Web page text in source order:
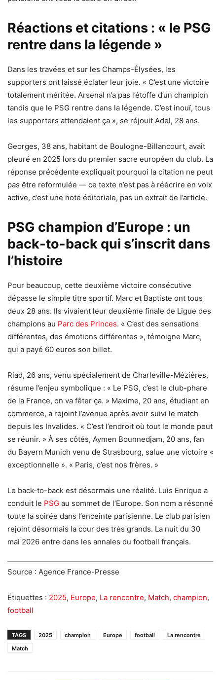
Réactions et citations : « le PSG
rentre dans la légende »
Dans les travées et sur les Champs-Élysées, les
supporters ont laissé éclater leur joie. « C’est une victoire
totalement méritée. Arsenal n’a pas l’étoffe d’un champion
tandis que le PSG rentre dans la légende. C’est inouï, tous
les supporters attendaient ça », se réjouit Adel, 28 ans.
Georges, 38 ans, habitant de Boulogne-Billancourt, avait
pleuré en 2025 lors du premier sacre européen du club. La
réponse précédente expliquait pourquoi la citation ne peut
pas être reformulée — ce texte n’est pas à réécrire en voix
active, c’est une note éditoriale, pas un extrait de l’article.
PSG champion d’Europe : un
back-to-back qui s’inscrit dans
l’histoire
Pour beaucoup, cette deuxième victoire consécutive
dépasse le simple titre sportif. Marc et Baptiste ont tous
deux 28 ans. Ils vivaient leur deuxième finale de Ligue des
champions au Parc des Princes. « C’est des sensations
différentes, des émotions différentes », témoigne Marc,
qui a payé 60 euros son billet.
Riad, 26 ans, venu spécialement de Charleville-Mézières,
résume l’enjeu symbolique : « Le PSG, c’est le club-phare
de la France, on va fêter ça. » Maxime, 20 ans, étudiant en
commerce, a rejoint l’avenue après avoir suivi le match
depuis les Invalides. « C’est l’endroit où tout le monde peut
se réunir. » À ses côtés, Aymen Bounnedjam, 20 ans, fan
du Bayern Munich venu de Strasbourg, salue une victoire «
exceptionnelle ». « Paris, c’est nos frères. »
Le back-to-back est désormais une réalité. Luis Enrique a
conduit le PSG au sommet de l’Europe. Son nom a résonné
toute la soirée dans l’enceinte parisienne. Le club parisien
rejoint désormais la cour des très grands. La nuit du 30
mai 2026 entre dans les annales du football français.
Source : Agence France-Presse
Étiquettes : 2025, Europe, La rencontre, Match, champion,
football
TAGS 2025 champion Europe football
La rencontre
Match